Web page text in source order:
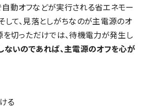
動オフなどが実行される省エネモー
して、見落としがちなのが主電源のオ
を切っただけでは、待機電力が発生し
ないのであれば、主電源のオフを心が
る